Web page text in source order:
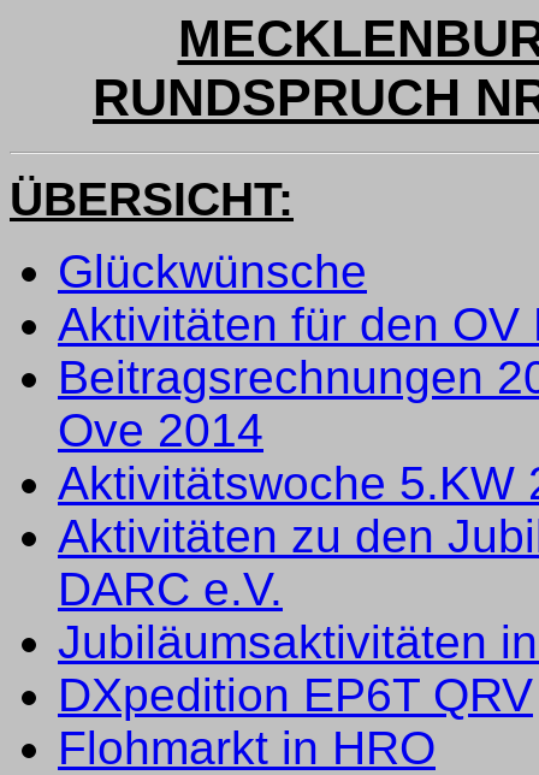
RUNDSPRUCH
ÜBERSICHT:
Glückwünsche
Aktivitäten für den OV
Beitragsrechnungen
Ove 2014
Aktivitätswoche 5.KW
Aktivitäten zu den
DARC e.V.
Jubiläumsaktivitäten
DXpedition EP6T QRV
Flohmarkt in HRO